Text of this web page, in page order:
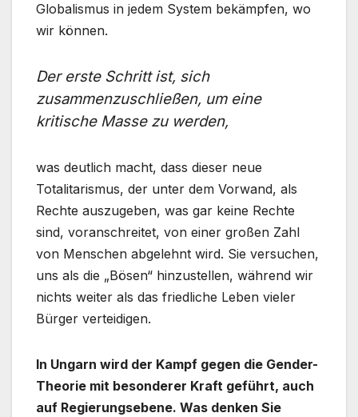
Globalismus in jedem System bekämpfen, wo
wir können.
Der erste Schritt ist, sich
zusammenzuschließen, um eine
kritische Masse zu werden,
was deutlich macht, dass dieser neue
Totalitarismus, der unter dem Vorwand, als
Rechte auszugeben, was gar keine Rechte
sind, voranschreitet, von einer großen Zahl
von Menschen abgelehnt wird. Sie versuchen,
uns als die „Bösen“ hinzustellen, während wir
nichts weiter als das friedliche Leben vieler
Bürger verteidigen.
In Ungarn wird der Kampf gegen die Gender-
Theorie mit besonderer Kraft geführt, auch
auf Regierungsebene. Was denken Sie